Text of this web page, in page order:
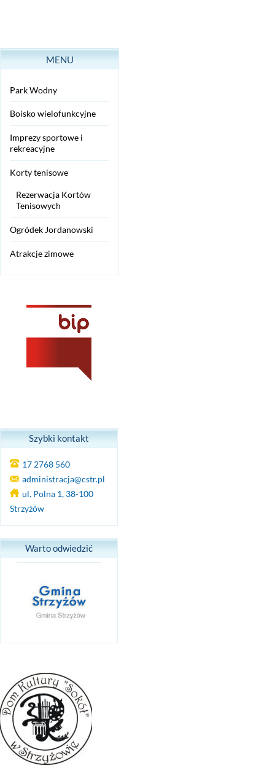
MENU
Park Wodny
Boisko wielofunkcyjne
Imprezy sportowe i
rekreacyjne
Korty tenisowe
Rezerwacja Kortów
Tenisowych
Ogródek Jordanowski
Atrakcje zimowe
Szybki kontakt
17 2768 560
administracja@cstr.pl
ul. Polna 1, 38-100
Strzyżów
Warto odwiedzić